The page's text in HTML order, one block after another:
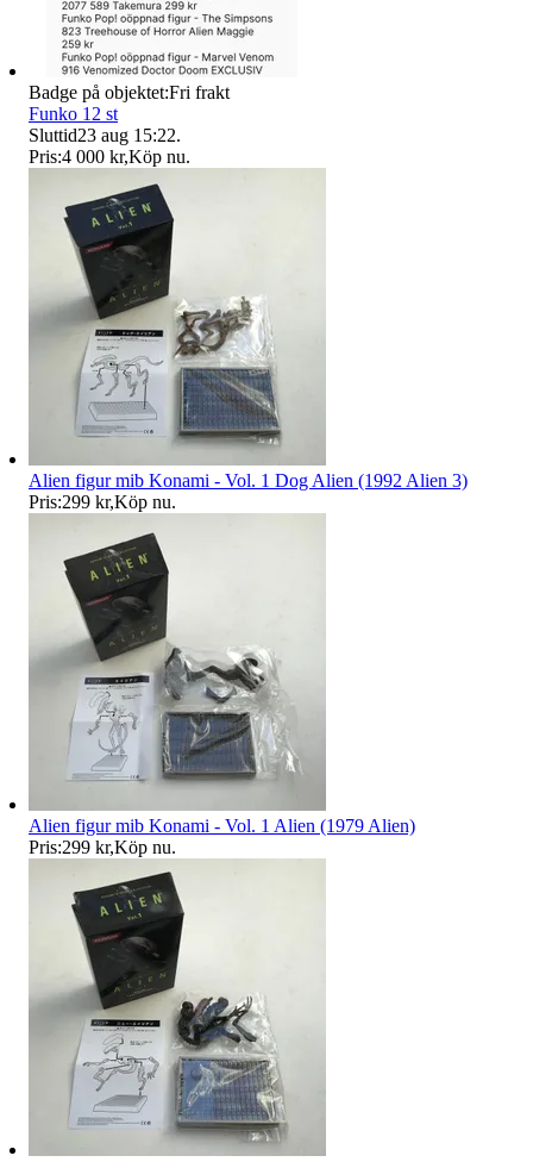
Badge på objektet:Fri frakt
Funko 12 st
Sluttid23 aug 15:22.
Pris:4 000 kr,Köp nu.
Alien figur mib Konami - Vol. 1 Dog Alien (1992 Alien 3)
Pris:299 kr,Köp nu.
Alien figur mib Konami - Vol. 1 Alien (1979 Alien)
Pris:299 kr,Köp nu.